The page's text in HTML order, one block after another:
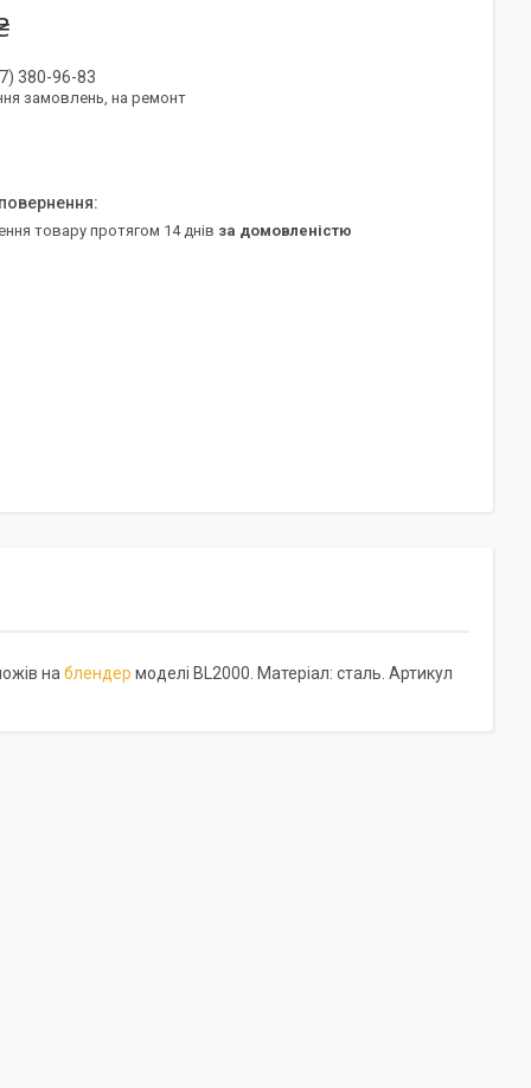
380-96-83
замовлень, на ремонт
товару протягом 14 днів за домовленістю
на блендер моделі BL2000. Матеріал: сталь. Артикул